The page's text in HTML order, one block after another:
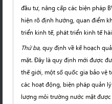
đầu tư, nâng cấp các biện pháp
hiện rõ định hướng, quan điểm
triển kinh tế, phát triển kinh tế
Thứ ba, quy định về kế hoạch
mặt. Đây là quy định mới được
thế giới, một số quốc gia bảo vệ
các hoạt động, biện pháp quản
lượng môi trường nước mặt